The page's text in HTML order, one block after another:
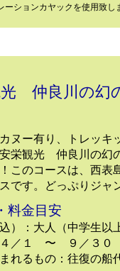
ーションカヤックを使用致し
仲良川の幻
ヌー有り、トレッ
栄観光 仲良川の幻
このコースは、西表
です。どっぷりジャ
料金目安
）：大人（中学生以
／１ 〜 ９／３０
れるもの：往復の船